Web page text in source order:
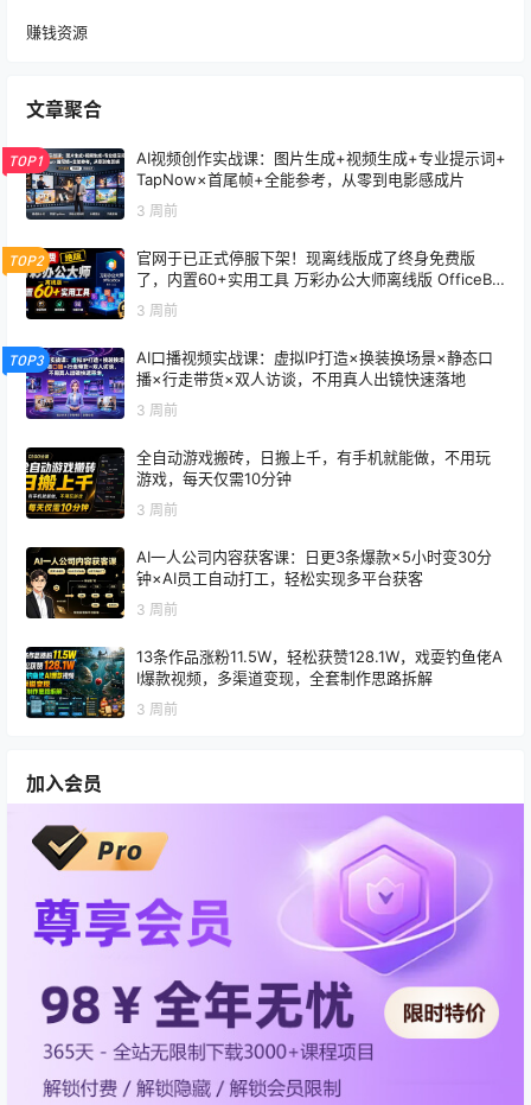
赚钱资源
文章聚合
TOP1
AI视频创作实战课：图片生成+视频生成+专业提示词+
TapNow×首尾帧+全能参考，从零到电影感成片
3 周前
TOP2
官网于已正式停服下架！现离线版成了终身免费版
了，内置60+实用工具 万彩办公大师离线版 OfficeBo
x
3 周前
TOP3
AI口播视频实战课：虚拟IP打造×换装换场景×静态口
播×行走带货×双人访谈，不用真人出镜快速落地
3 周前
全自动游戏搬砖，日搬上千，有手机就能做，不用玩
游戏，每天仅需10分钟
3 周前
AI一人公司内容获客课：日更3条爆款×5小时变30分
钟×AI员工自动打工，轻松实现多平台获客
3 周前
13条作品涨粉11.5W，轻松获赞128.1W，戏耍钓鱼佬A
I爆款视频，多渠道变现，全套制作思路拆解
3 周前
加入会员